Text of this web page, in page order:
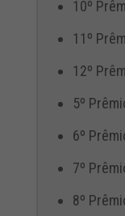
10º
11º
12º
5º
6º
7º
8º